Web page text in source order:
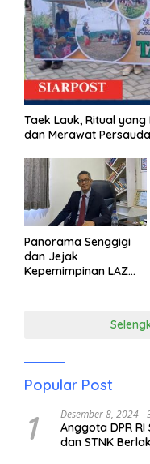
Taek Lauk, Ritual
dan Merawat
Panorama Senggigi
dan Jejak
Kepemimpinan LAZ
Popular Post
1 Desember 8, 2024
Anggota DPR
dan STNK